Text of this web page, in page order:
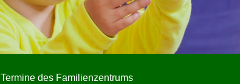
Termine des Familienzentrums